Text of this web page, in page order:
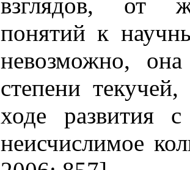
понятий к
невозможно,
степени
ходе развития
неисчислимое